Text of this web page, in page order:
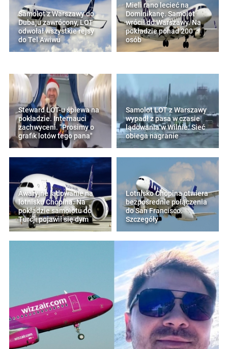
Samolot z Warszawy do
Dubaju zawrócony, LOT
odwołał wszystkie rejsy
do Tel Awiwu
Mieli rano lecieć na
Dominikanę. Samolot
wrócił do Warszawy. Na
pokładzie ponad 200
osób
Steward LOT-u śpiewa na
pokładzie. Internauci
zachwyceni. "Prosimy o
grafik lotów tego pana"
Samolot LOT z Warszawy
wypadł z pasa w czasie
lądowania w Wilnie. Sieć
obiega nagranie
Awaryjne lądowanie na
lotnisku Chopina. Na
pokładzie samolotu do
Turcji pojawił się dym
Lotnisko Chopina otwiera
bezpośrednie połączenia
do San Francisco.
Szczegóły